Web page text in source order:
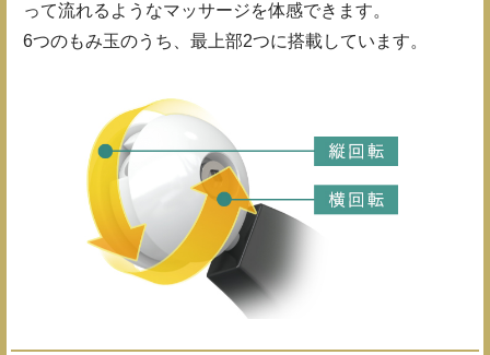
って流れるようなマッサージを体感できます。
6つのもみ玉のうち、最上部2つに搭載しています。